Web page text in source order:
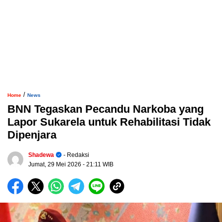
Home / News
BNN Tegaskan Pecandu Narkoba yang
Lapor Sukarela untuk Rehabilitasi Tidak
Dipenjara
Shadewa
- Redaksi
Jumat, 29 Mei 2026 - 21:11 WIB